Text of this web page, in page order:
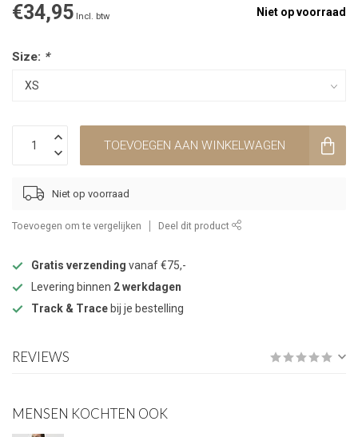
€34,95 Incl. btw Niet op voorraad
Size: *
TOEVOEGEN AAN WINKELWAGEN
Niet op voorraad
Toevoegen om te vergelijken Deel dit product
Gratis verzending vanaf €75,-
Levering binnen 2 werkdagen
Track & Trace bij je bestelling
REVIEWS
MENSEN KOCHTEN OOK